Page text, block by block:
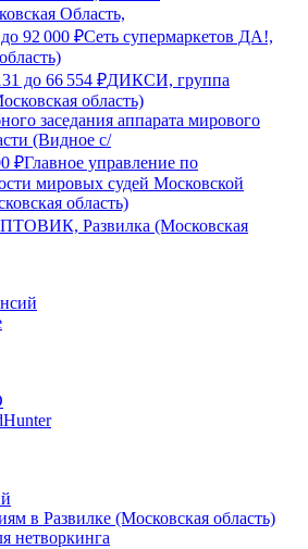
Область,
до 92 000 ₽Сеть супермаркетов ДА!,
до 66 554 ₽ДИКСИ, группа
область)
заседания аппарата мирового
(Видное с/
₽Главное управление по
мировых судей Московской
область)
Развилка (Московская
в Развилке (Московская область)
нетворкинга